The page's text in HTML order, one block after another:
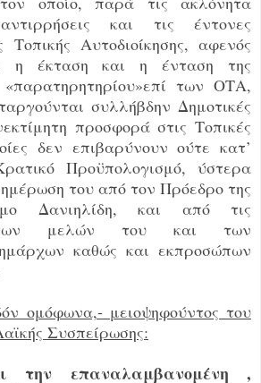
και τις έντονες
Τοπικής Αυτοδιοίκησης, αφενός
η έκταση και η ένταση της
«παρατηρητηρίου»επί των ΟΤΑ,
συλλήβδην Δημοτικές
προσφορά στις Τοπικές
δεν επιβαρύνουν ούτε κατ’
Προϋπολογισμό, ύστερα
του από τον Πρόεδρο της
Δανιηλίδη, και από τις
των μελών του και των
καθώς και εκπροσώπων
ομόφωνα,- μειοψηφούντος του
Συσπείρωσης:
την επαναλαμβανομένη ,